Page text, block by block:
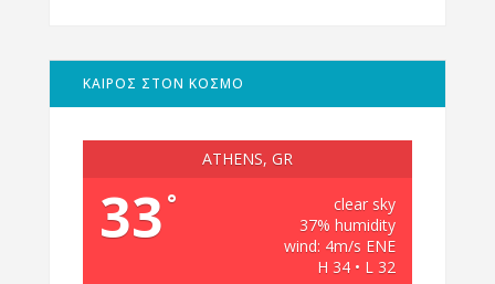
ΚΑΙΡΟΣ ΣΤΟΝ ΚΟΣΜΟ
ATHENS, GR
33 °
clear sky
37% humidity
wind: 4m/s ENE
H 34 • L 32